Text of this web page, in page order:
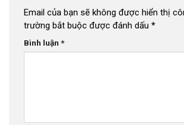
Email của bạn sẽ không được hiển thị
trường bắt buộc được đánh dấu *
Bình luận *